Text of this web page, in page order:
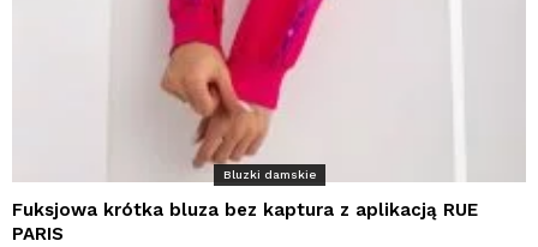
Bluzki damskie
Fuksjowa krótka bluza bez kaptura z aplikacją RUE
PARIS